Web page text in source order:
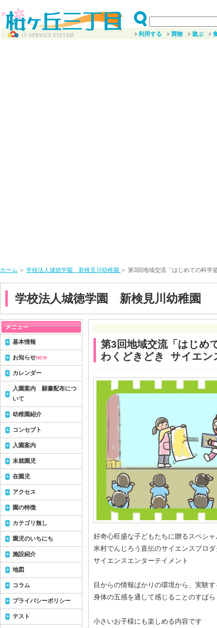
利用する 買物 遊ぶ
ホーム ＞ 学校法人城徳学園 新検見川幼稚園 ＞ 第3回地域交流「はじめての科
学校法人城徳学園 新検見川幼稚園
第3回地域交流「はじめ
わくどきどき サイエン
好奇心旺盛な子どもたちに贈るスペシ
米村でんじろう直伝のサイエンスプロ
サイエンスエンターテイメント
目からの情報ばかりの環境から、実験
身体の五感を通して感じることのすば
小さいお子様にも楽しめる内容です
基本情報
お知らせNEW
カレンダー
入園案内 願書配布につ
いて
幼稚園紹介
コンセプト
入園案内
未就園児
在園児
アクセス
園の特徴
カテゴリ無し
園児のいちにち
施設紹介
地図
コラム
プライバシーポリシー
テスト